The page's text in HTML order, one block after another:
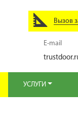
Вызов
E-mail
УСЛУГИ